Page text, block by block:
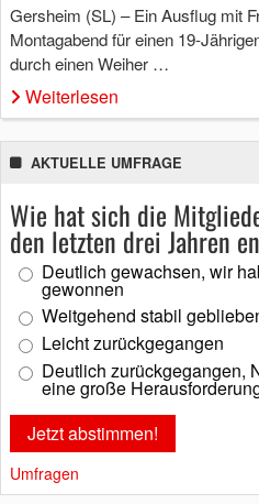
Gersheim (SL) – Ein Ausflug mit
Montagabend für einen 19-
durch einen Weiher …
Weiterlesen
AKTUELLE UMFRAGE
Wie hat sich die
den letzten drei Jahren
Deutlich gewachsen, wir
gewonnen
Weitgehend stabil
Leicht zurückgegangen
Deutlich zurückgegangen,
eine große
Umfragen